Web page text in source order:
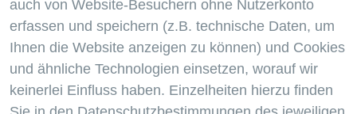
auch von Website-Besuchern ohne Nutzerkonto
erfassen und speichern (z.B. technische Daten, um
Ihnen die Website anzeigen zu können) und Cookies
und ähnliche Technologien einsetzen, worauf wir
keinerlei Einfluss haben. Einzelheiten hierzu finden